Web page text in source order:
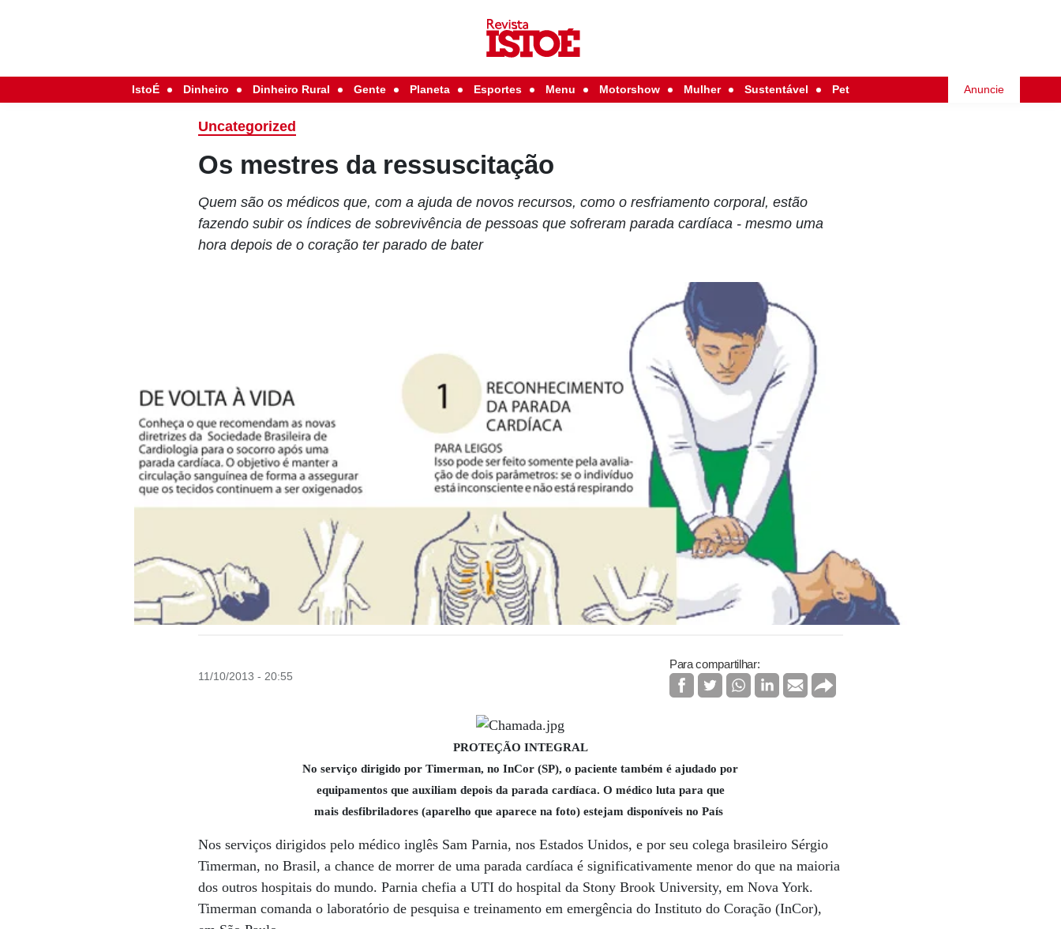
IstoÉ Dinheiro Dinheiro Rural Gente Planeta Esportes Menu Motorshow Mulher Sustentável Pet Anuncie
Uncategorized
Os mestres da ressuscitação
Quem são os médicos que, com a ajuda de novos recursos, como o resfriamento corporal, estão
fazendo subir os índices de sobrevivência de pessoas que sofreram parada cardíaca - mesmo uma
hora depois de o coração ter parado de bater
11/10/2013 - 20:55
Para compartilhar:
PROTEÇÃO INTEGRAL
No serviço dirigido por Timerman, no InCor (SP), o paciente também é ajudado por
equipamentos que auxiliam depois da parada cardíaca. O médico luta para que
mais desfibriladores (aparelho que aparece na foto) estejam disponíveis no País
Nos serviços dirigidos pelo médico inglês Sam Parnia, nos Estados Unidos, e por seu colega brasileiro Sérgio
Timerman, no Brasil, a chance de morrer de uma parada cardíaca é significativamente menor do que na maioria
dos outros hospitais do mundo. Parnia chefia a UTI do hospital da Stony Brook University, em Nova York.
Timerman comanda o laboratório de pesquisa e treinamento em emergência do Instituto do Coração (InCor),